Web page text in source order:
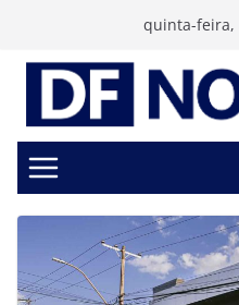
conteúdo
quinta-feira,